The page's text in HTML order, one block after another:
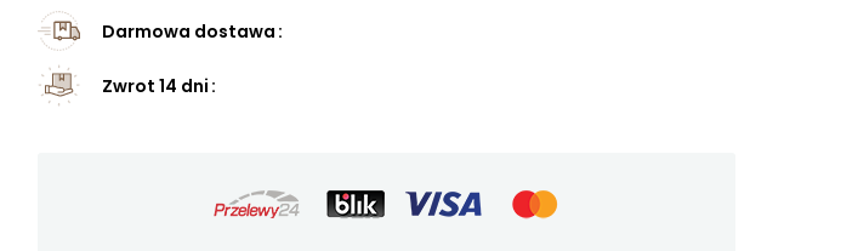
Darmowa dostawa
Zwrot 14 dni